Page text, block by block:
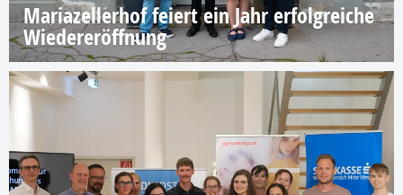
Mariazellerhof feiert ein Jahr erfolgreiche
Wiedereröffnung